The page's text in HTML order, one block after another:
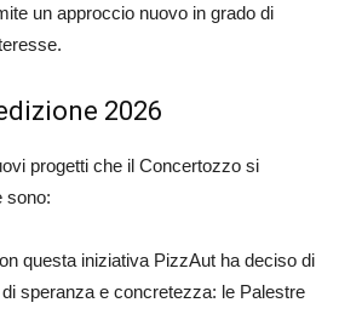
un approccio nuovo in grado di
2026
progetti che il Concertozzo si
sono:
questa iniziativa PizzAut ha deciso di
speranza e concretezza: le Palestre